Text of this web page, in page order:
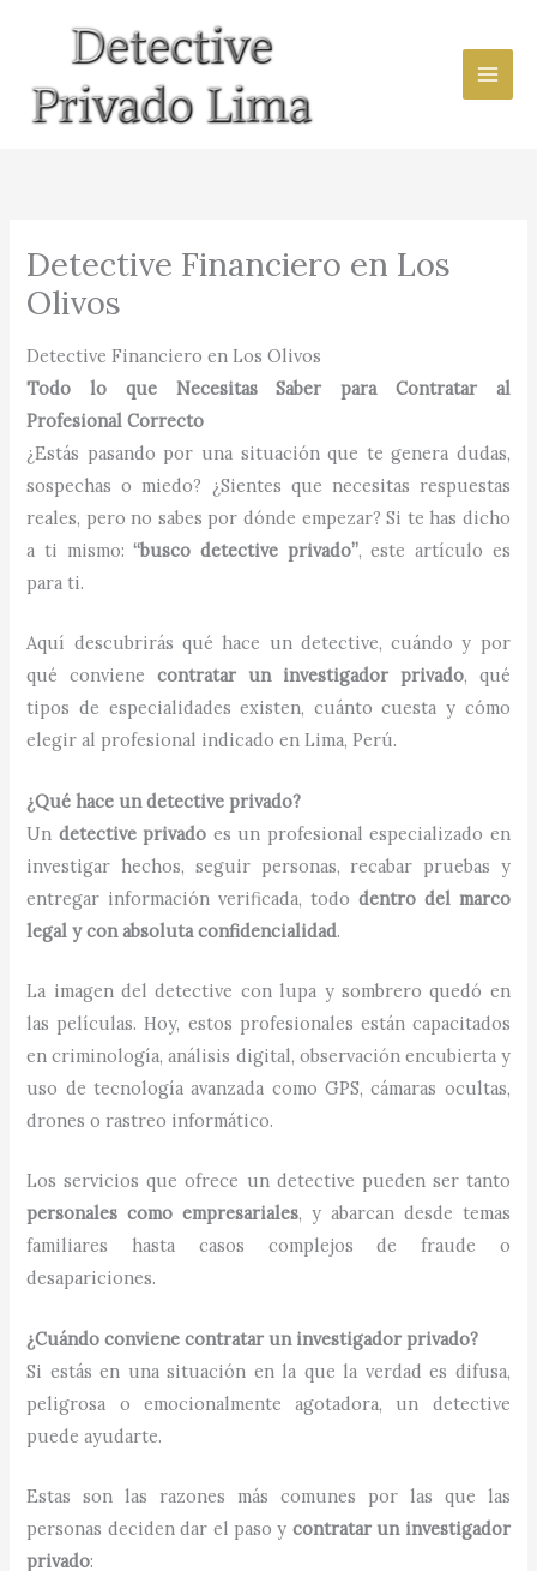
contenido
Detective Financiero en Los
Olivos
Detective Financiero en Los Olivos
Todo lo que Necesitas Saber para Contratar al
Profesional Correcto
¿Estás pasando por una situación que te genera dudas,
sospechas o miedo? ¿Sientes que necesitas respuestas
reales, pero no sabes por dónde empezar? Si te has dicho
a ti mismo:“busco detective privado”, este artículo es
para ti.
Aquí descubrirás qué hace un detective, cuándo y por
qué convienecontratar un investigador privado, qué
tipos de especialidades existen, cuánto cuesta y cómo
elegir al profesional indicado en Lima, Perú.
¿Qué hace un detective privado?
Un detective privado es un profesional especializado en
investigar hechos, seguir personas, recabar pruebas y
entregar información verificada, todo dentro del marco
legal y con absoluta confidencialidad.
La imagen del detective con lupa y sombrero quedó en
las películas. Hoy, estos profesionales están capacitados
en criminología, análisis digital, observación encubierta y
uso de tecnología avanzada como GPS, cámaras ocultas,
drones o rastreo informático.
Los servicios que ofrece un detective pueden ser tanto
personales como empresariales, y abarcan desde temas
familiares hasta casos complejos de fraude o
desapariciones.
¿Cuándo conviene contratar un investigador privado?
Si estás en una situación en la que la verdad es difusa,
peligrosa o emocionalmente agotadora, un detective
puede ayudarte.
Estas son las razones más comunes por las que las
personas deciden dar el paso y contratar un investigador
privado: